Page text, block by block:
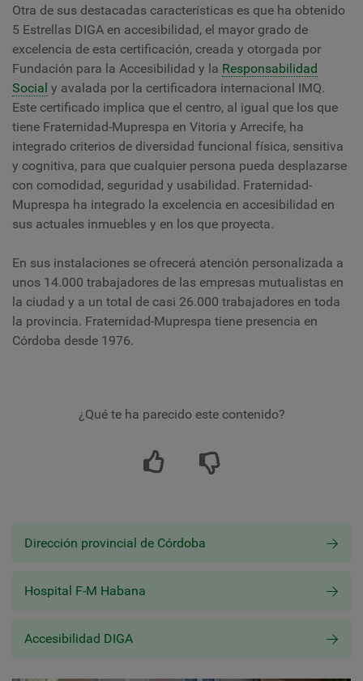
Otra de sus destacadas características es que ha obtenido
5 Estrellas DIGA en accesibilidad, el mayor grado de
excelencia de esta certificación, creada y otorgada por
Fundación para la Accesibilidad y la Responsabilidad
Social y avalada por la certificadora internacional IMQ.
Este certificado implica que el centro, al igual que los que
tiene Fraternidad-Muprespa en Vitoria y Arrecife, ha
integrado criterios de diversidad funcional física, sensitiva
y cognitiva, para que cualquier persona pueda desplazarse
con comodidad, seguridad y usabilidad. Fraternidad-
Muprespa ha integrado la excelencia en accesibilidad en
sus actuales inmuebles y en los que proyecta.
En sus instalaciones se ofrecerá atención personalizada a
unos 14.000 trabajadores de las empresas mutualistas en
la ciudad y a un total de casi 26.000 trabajadores en toda
la provincia. Fraternidad-Muprespa tiene presencia en
Córdoba desde 1976.
¿Qué te ha parecido este contenido?
Dirección provincial de Córdoba
Hospital F-M Habana
Accesibilidad DIGA